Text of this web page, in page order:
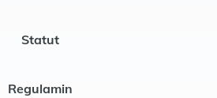
Statut
Regulamin